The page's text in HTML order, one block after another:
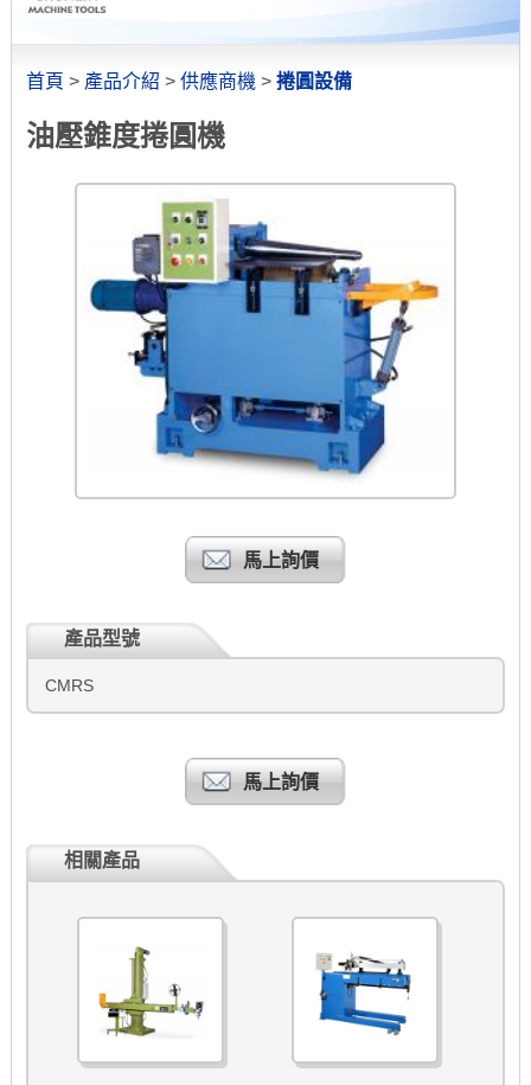
首頁 > 產品介紹 > 供應商機 > 捲圓設備
油壓錐度捲圓機
馬上詢價
產品型號
CMRS
馬上詢價
相關產品